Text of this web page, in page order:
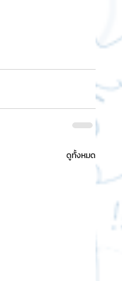
ดูทั้งหมด